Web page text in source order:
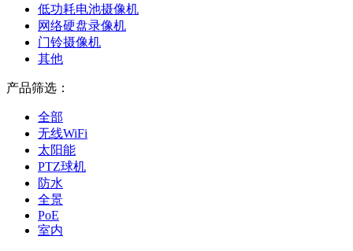
低功耗电池摄像机
网络硬盘录像机
门铃摄像机
其他
产品筛选：
全部
无线WiFi
太阳能
PTZ球机
防水
全景
PoE
室内